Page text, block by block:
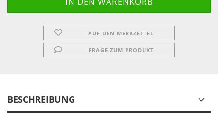
AUF DEN MERKZETTEL
FRAGE ZUM PRODUKT
BESCHREIBUNG